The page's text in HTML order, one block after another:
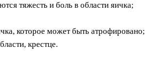
тяжесть и боль в области яичка;
которое может быть атрофировано;
крестце.